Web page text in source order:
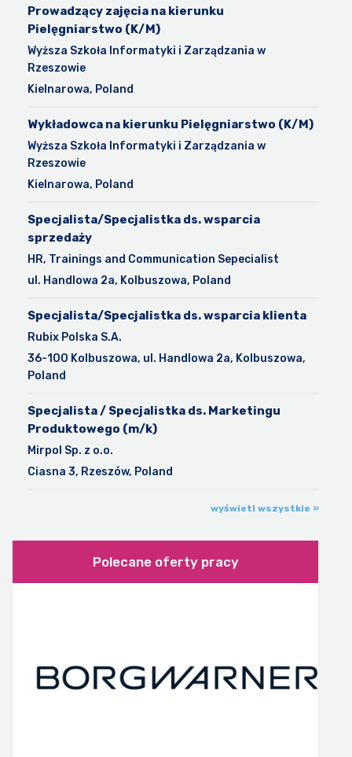
Prowadzący zajęcia na kierunku
Pielęgniarstwo (K/M)
Wyższa Szkoła Informatyki i Zarządzania w
Rzeszowie
Kielnarowa, Poland
Wykładowca na kierunku Pielęgniarstwo (K/M)
Wyższa Szkoła Informatyki i Zarządzania w
Rzeszowie
Kielnarowa, Poland
Specjalista/Specjalistka ds. wsparcia
sprzedaży
HR, Trainings and Communication Sepecialist
ul. Handlowa 2a, Kolbuszowa, Poland
Specjalista/Specjalistka ds. wsparcia klienta
Rubix Polska S.A.
36-100 Kolbuszowa, ul. Handlowa 2a, Kolbuszowa,
Poland
Specjalista / Specjalistka ds. Marketingu
Produktowego (m/k)
Mirpol Sp. z o.o.
Ciasna 3, Rzeszów, Poland
wyświetl wszystkie »
Polecane oferty pracy